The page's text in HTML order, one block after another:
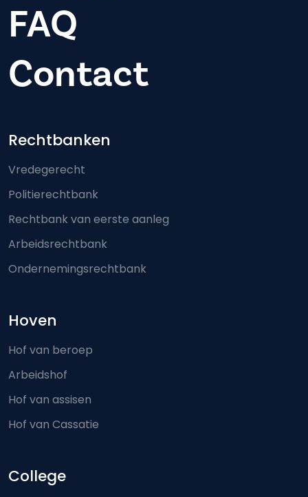
FAQ
Contact
Footer-menu
Rechtbanken
Vredegerecht
Politierechtbank
Rechtbank van eerste aanleg
Arbeidsrechtbank
Ondernemingsrechtbank
Hoven
Hof van beroep
Arbeidshof
Hof van assisen
Hof van Cassatie
College